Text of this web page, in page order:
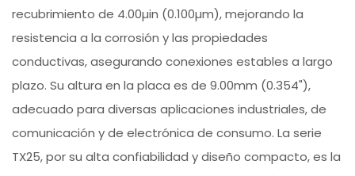
recubrimiento de 4.00µin (0.100µm), mejorando la
resistencia a la corrosión y las propiedades
conductivas, asegurando conexiones estables a largo
plazo. Su altura en la placa es de 9.00mm (0.354"),
adecuado para diversas aplicaciones industriales, de
comunicación y de electrónica de consumo. La serie
TX25, por su alta confiabilidad y diseño compacto, es la